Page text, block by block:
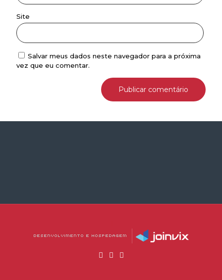
Site
Salvar meus dados neste navegador para a próxima
vez que eu comentar.